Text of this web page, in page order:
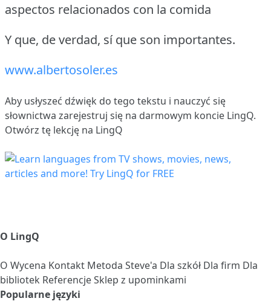
aspectos relacionados con la comida
Y que, de verdad, sí que son importantes.
www.albertosoler.es
Aby usłyszeć dźwięk do tego tekstu i nauczyć się
słownictwa zarejestruj się na darmowym koncie LingQ.
Otwórz tę lekcję na LingQ
O LingQ
O Wycena Kontakt Metoda Steve'a Dla szkół Dla firm Dla
bibliotek ReferencjeSklep z upominkami
Popularne języki